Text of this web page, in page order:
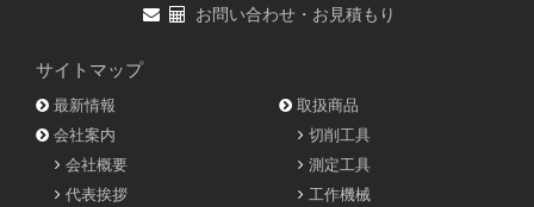
お問い合わせ・お見積もり
サイトマップ
最新情報
会社案内
会社概要
代表挨拶
取扱商品
切削工具
測定工具
工作機械